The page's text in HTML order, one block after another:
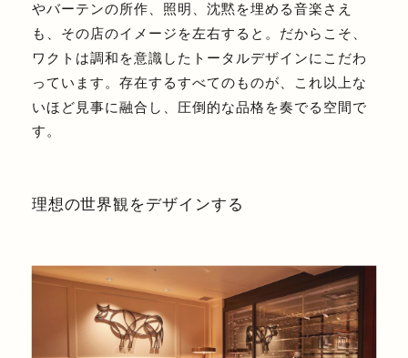
やバーテンの所作、照明、沈黙を埋める⾳楽さえ
も、その店のイメージを左右すると。だからこそ、
ワクトは調和を意識したトータルデザインにこだわ
っています。存在するすべてのものが、これ以上な
いほど⾒事に融合し、圧倒的な品格を奏でる空間で
す。
理想の世界観をデザインする